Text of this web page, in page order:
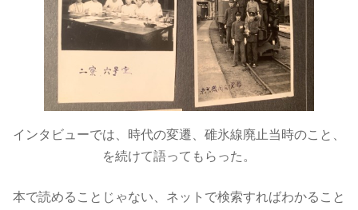
インタビューでは、時代の変遷、碓氷線廃止当時のこと、
を続けて語ってもらった。
本で読めることじゃない、ネットで検索すればわかること